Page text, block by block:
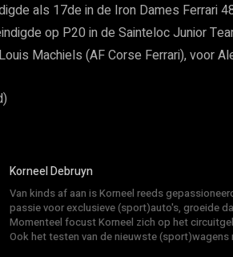
als 17de in de Iron Dames Ferrari
op P20 in de Sainteloc Junior
Machiels (AF Corse Ferrari), voor
Korneel Debruyn
Van kinds af aan is Korneel reeds
passie voor exclusieve (sport)auto's, groeide
Momenteel focust Korneel zich op het
Ook het testen van de nieuwste (sport)wagens